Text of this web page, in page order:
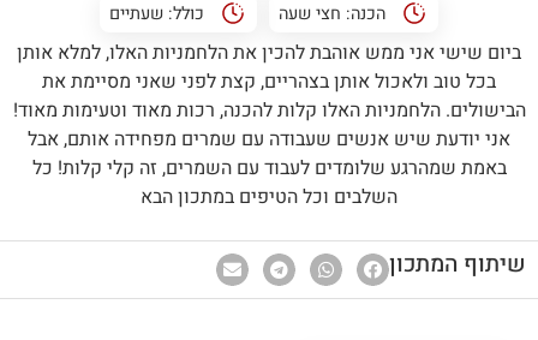
הכנה: חצי שעה כולל: שעתיים
ביום שישי אני ממש אוהבת להכין את הלחמניות האלו, למלא אותן
בכל טוב ולאכול אותן בצהריים, קצת לפני שאני מסיימת את
הבישולים. הלחמניות האלו קלות להכנה, רכות מאוד וטעימות מאוד!
אני יודעת שיש אנשים שעבודה עם שמרים מפחידה אותם, אבל
באמת שמהרגע שלומדים לעבוד עם השמרים, זה קלי קלות! כל
השלבים וכל הטיפים במתכון הבא
שיתוף המתכון